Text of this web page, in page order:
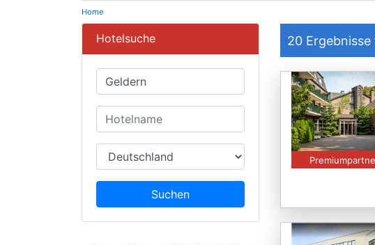
Home
Hotelsuche
Suchen
20 Ergebnisse